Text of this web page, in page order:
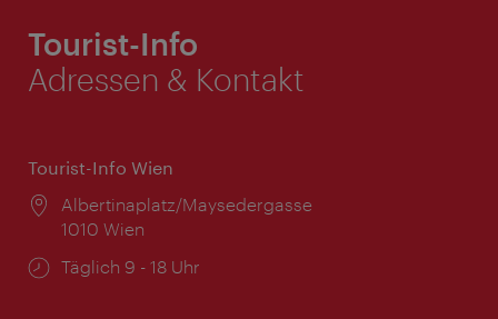
Tourist-Info
Adressen & Kontakt
Tourist-Info Wien
Ort:
Albertinaplatz/Maysedergasse
1010 Wien
Öffnungszeiten:
Täglich 9 - 18 Uhr